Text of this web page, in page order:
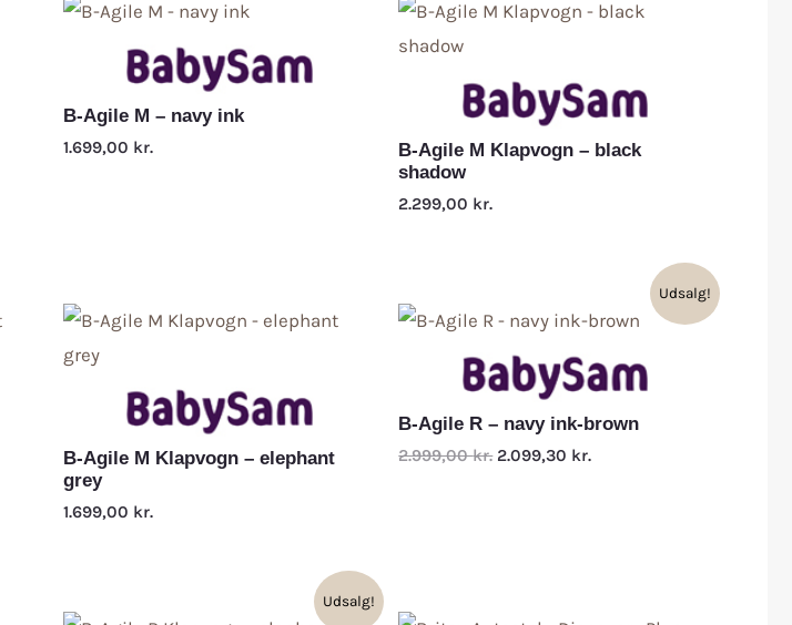
B-Agile M – navy ink
1.699,00 kr.
B-Agile M Klapvogn – black
shadow
2.299,00 kr.
B-Agile M Klapvogn – elephant
grey
1.699,00 kr.
Udsalg!
B-Agile R – navy ink-brown
2.999,00kr. 2.099,30 kr.
Udsalg!